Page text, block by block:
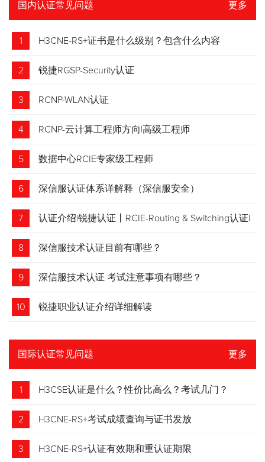
国内认证常见问题 更多
1 H3CNE-RS+证书是什么级别？包含什么内容
2 锐捷RGSP-Security认证
3 RCNP-WLAN认证
4 RCNP-云计算工程师方向|高级工程师
5 数据中心RCIE专家级工程师
6 深信服认证体系详解释（深信服安全）
7 认证介绍|锐捷认证丨RCIE-Routing & Switching认证|
专家级网络工程师
8 深信服技术认证目前有哪些？
9 深信服技术认证 考试注意事项有哪些？
10 锐捷职业认证介绍详细解读
国际认证常见问题 更多
1 H3CSE认证是什么？性价比高么？考试几门？
2 H3CNE-RS+考试成绩查询与证书发放
3 H3CNE-RS+认证有效期和重认证期限